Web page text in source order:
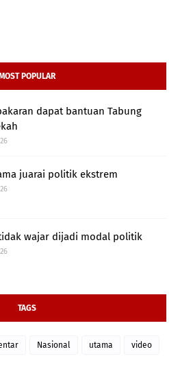
POPULAR
dapat bantuan Tabung
juarai politik ekstrem
wajar dijadi modal politik
TAGS
Nasional utama video